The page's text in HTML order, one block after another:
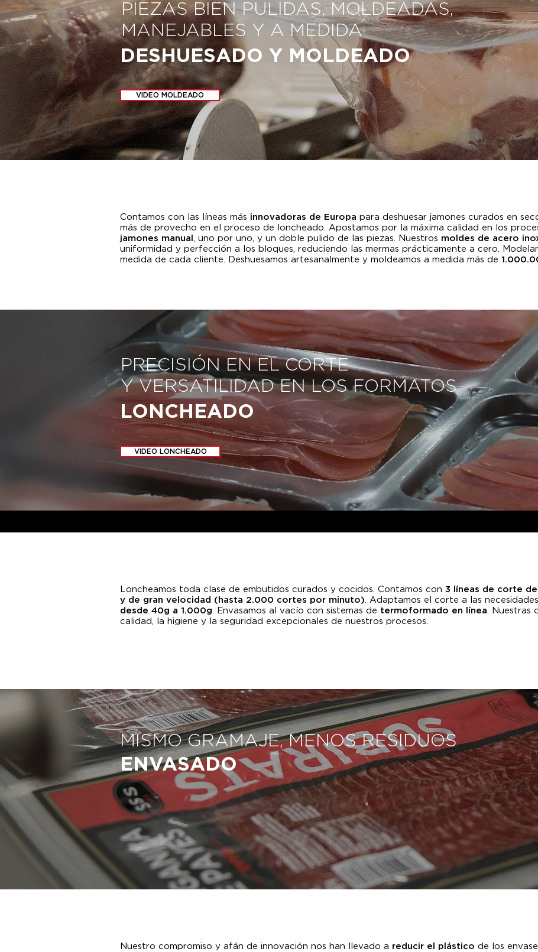
PIEZAS BIEN PULIDAS, MOLDEADAS,
MANEJABLES Y A MEDIDA
DESHUESADO Y MOLDEADO
VIDEO MOLDEADO
Contamos con las líneas más innovadoras de Europa para deshuesar jamones curados en
más de provecho en el proceso de loncheado. Apostamos por la máxima calidad en los
jamones manual , uno por uno, y un doble pulido de las piezas. Nuestros moldes de acero
uniformidad y perfección a los bloques, reduciendo las mermas prácticamente a cero.
medida de cada cliente. Deshuesamos artesanalmente y moldeamos a medida más de
PRECISIÓN EN EL CORTE
Y VERSATILIDAD EN LOS FORMATOS
LONCHEADO
VIDEO LONCHEADO
Loncheamos toda clase de embutidos curados y cocidos. Contamos con 3 líneas de corte
y de gran velocidad (hasta 2.000 cortes por minuto). Adaptamos el corte a las
desde 40g a 1.000g. Envasamos al vacío con sistemas de termoformado en línea. Nuestras
calidad, la higiene y la seguridad excepcionales de nuestros procesos.
MISMO GRAMAJE, MENOS RESIDUOS
ENVASADO
Nuestro compromiso y afán de innovación nos han llevado a reducir el plástico de los